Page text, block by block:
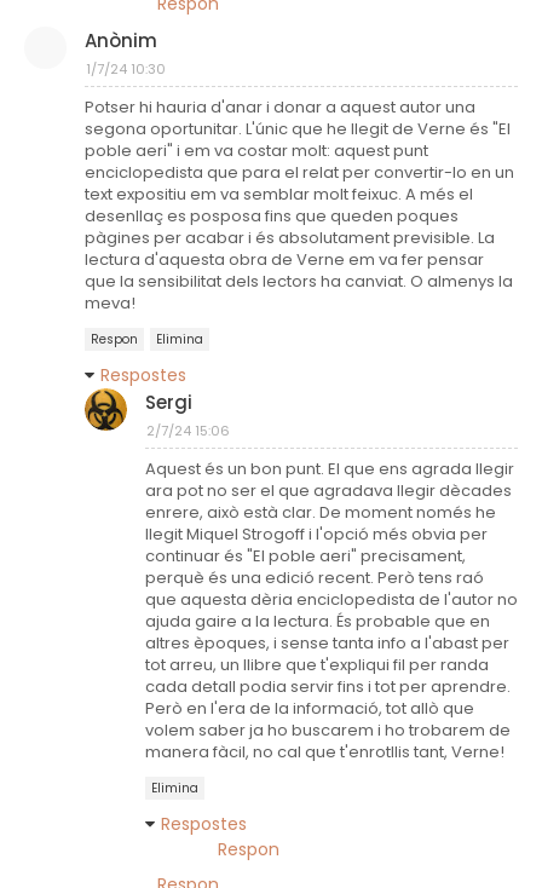
Anònim
1/7/24 10:30
Potser hi hauria d'anar i donar a aquest autor una
segona oportunitar. L'únic que he llegit de Verne és "El
poble aeri" i em va costar molt: aquest punt
enciclopedista que para el relat per convertir-lo en un
text expositiu em va semblar molt feixuc. A més el
desenllaç es posposa fins que queden poques
pàgines per acabar i és absolutament previsible. La
lectura d'aquesta obra de Verne em va fer pensar
que la sensibilitat dels lectors ha canviat. O almenys la
meva!
Respon Elimina
Respostes
Sergi
2/7/24 15:06
Aquest és un bon punt. El que ens agrada llegir
ara pot no ser el que agradava llegir dècades
enrere, això està clar. De moment només he
llegit Miquel Strogoff i l'opció més obvia per
continuar és "El poble aeri" precisament,
perquè és una edició recent. Però tens raó
que aquesta dèria enciclopedista de l'autor no
ajuda gaire a la lectura. És probable que en
altres èpoques, i sense tanta info a l'abast per
tot arreu, un llibre que t'expliqui fil per randa
cada detall podia servir fins i tot per aprendre.
Però en l'era de la informació, tot allò que
volem saber ja ho buscarem i ho trobarem de
manera fàcil, no cal que t'enrotllis tant, Verne!
Elimina
Respostes
Respon